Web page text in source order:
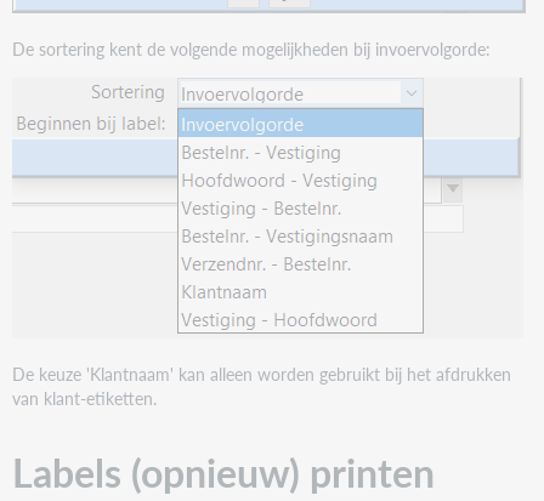
De sortering kent de volgende mogelijkheden bij invoervolgorde:
De keuze 'Klantnaam' kan alleen worden gebruikt bij het afdrukken
van klant-etiketten.
Labels (opnieuw) printen